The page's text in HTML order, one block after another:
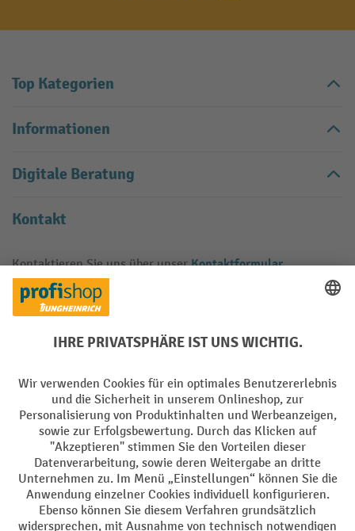
Top Kategorien
Informationen
Digitale Beratung
Kontakt
Kontaktieren Sie uns über unserKontaktformular.
Vertrag widerrufen
Mit geprüfter Qualität, Sicherheit und Transparenz ist jh-
profishop.de in hohem Maße vertrauenswürdig.
Ihre Profi-Vorteile
Versandkostenfrei ab 250€